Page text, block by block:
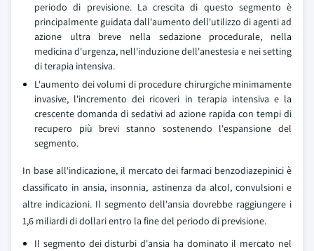
periodo di previsione. La crescita di questo segmento è
principalmente guidata dall'aumento dell'utilizzo di agenti ad
azione ultra breve nella sedazione procedurale, nella
medicina d'urgenza, nell'induzione dell'anestesia e nei setting
di terapia intensiva.
L'aumento dei volumi di procedure chirurgiche minimamente
invasive, l'incremento dei ricoveri in terapia intensiva e la
crescente domanda di sedativi ad azione rapida con tempi di
recupero più brevi stanno sostenendo l'espansione del
segmento.
In base all'indicazione, il mercato dei farmaci benzodiazepinici è
classificato in ansia, insonnia, astinenza da alcol, convulsioni e
altre indicazioni. Il segmento dell'ansia dovrebbe raggiungere i
1,6 miliardi di dollari entro la fine del periodo di previsione.
Il segmento dei disturbi d'ansia ha dominato il mercato nel